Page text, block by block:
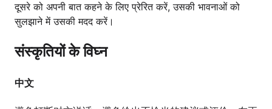
दूसरे को अपनी बात कहने के लिए प्रेरित करें, उसकी भावनाओं को
सुलझाने में उसकी मदद करें।
संस्कृतियों के विघ्न
中文